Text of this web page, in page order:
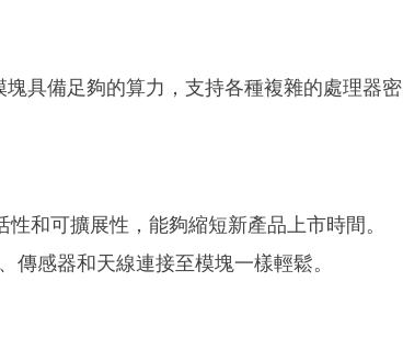
具備足夠的算力，支持各種複雜的處理器密
和可擴展性，能夠縮短新產品上市時間。
感器和天線連接至模塊一樣輕鬆。